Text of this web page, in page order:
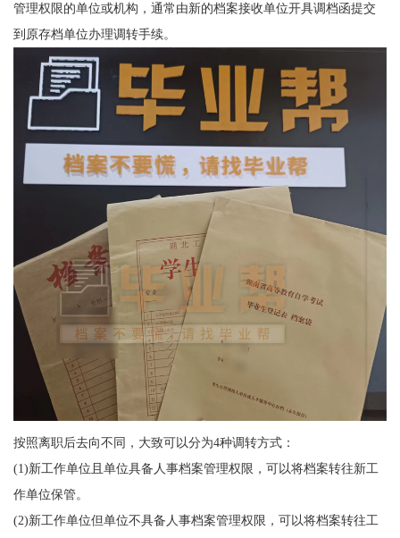
管理权限的单位或机构，通常由新的档案接收单位开具调档函提交
到原存档单位办理调转手续。
按照离职后去向不同，大致可以分为4种调转方式：
(1)新工作单位且单位具备人事档案管理权限，可以将档案转往新工
作单位保管。
(2)新工作单位但单位不具备人事档案管理权限，可以将档案转往工